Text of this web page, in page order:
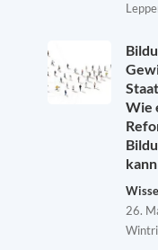
Wie
kann
26.